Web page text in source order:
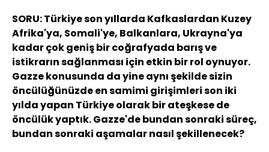
SORU: Türkiye son yıllarda Kafkaslardan Kuzey
Afrika'ya, Somali'ye, Balkanlara, Ukrayna'ya
kadar çok geniş bir coğrafyada barış ve
istikrarın sağlanması için etkin bir rol oynuyor.
Gazze konusunda da yine aynı şekilde sizin
öncülüğünüzde en samimi girişimleri son iki
yılda yapan Türkiye olarak bir ateşkese de
öncülük yaptık. Gazze'de bundan sonraki süreç,
bundan sonraki aşamalar nasıl şekillenecek?